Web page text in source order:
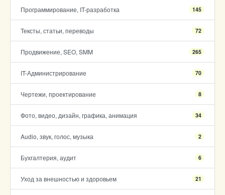
Программирование, IT-разработка 145
Тексты, статьи, переводы 72
Продвижение, SEO, SMM 265
IT-Администрирование 70
Чертежи, проектирование 8
Фото, видео, дизайн, графика, анимация 34
Audio, звук, голос, музыка 2
Бухгалтерия, аудит 6
Уход за внешностью и здоровьем 21